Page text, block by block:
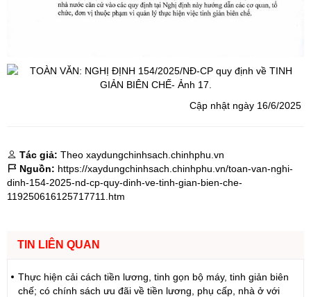
Cập nhật ngày 16/6/2025
Tác giả: Theo xaydungchinhsach.chinhphu.vn
Nguồn: https://xaydungchinhsach.chinhphu.vn/toan-van-nghi-
dinh-154-2025-nd-cp-quy-dinh-ve-tinh-gian-bien-che-
119250616125717711.htm
TIN LIÊN QUAN
Thực hiện cải cách tiền lương, tinh gọn bộ máy, tinh giản biên
chế; có chính sách ưu đãi về tiền lương, phụ cấp, nhà ở với